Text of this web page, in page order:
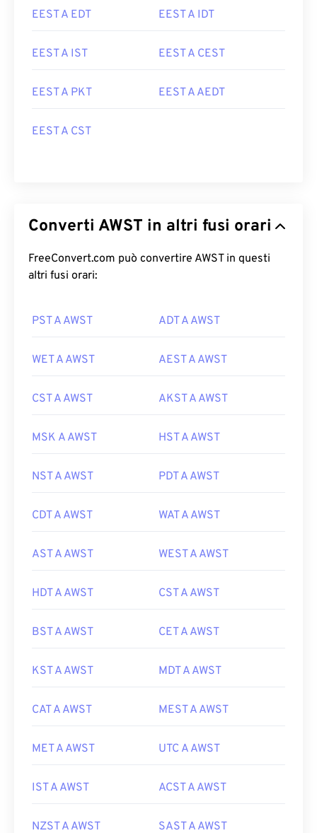
EEST A EDT EEST A IDT
EEST A IST EEST A CEST
EEST A PKT EEST A AEDT
EEST A CST
Converti AWST in altri fusi orari
FreeConvert.com può convertire AWST in questi
altri fusi orari:
PST A AWST ADT A AWST
WET A AWST AEST A AWST
CST A AWST AKST A AWST
MSK A AWST HST A AWST
NST A AWST PDT A AWST
CDT A AWST WAT A AWST
AST A AWST WEST A AWST
HDT A AWST CST A AWST
BST A AWST CET A AWST
KST A AWST MDT A AWST
CAT A AWST MEST A AWST
MET A AWST UTC A AWST
IST A AWST ACST A AWST
NZST A AWST SAST A AWST